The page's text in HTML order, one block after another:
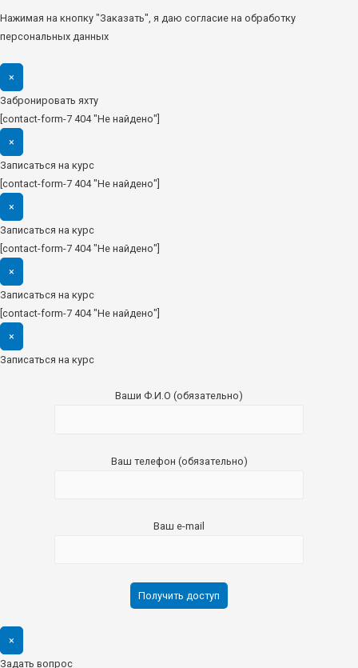
Нажимая на кнопку "Заказать", я даю согласие на обработку
персональных данных
×
Забронировать яхту
[contact-form-7 404 "Не найдено"]
×
Записаться на курс
[contact-form-7 404 "Не найдено"]
×
Записаться на курс
[contact-form-7 404 "Не найдено"]
×
Записаться на курс
[contact-form-7 404 "Не найдено"]
×
Записаться на курс
Ваши Ф.И.О (обязательно)
Ваш телефон (обязательно)
Ваш e-mail
×
Задать вопрос